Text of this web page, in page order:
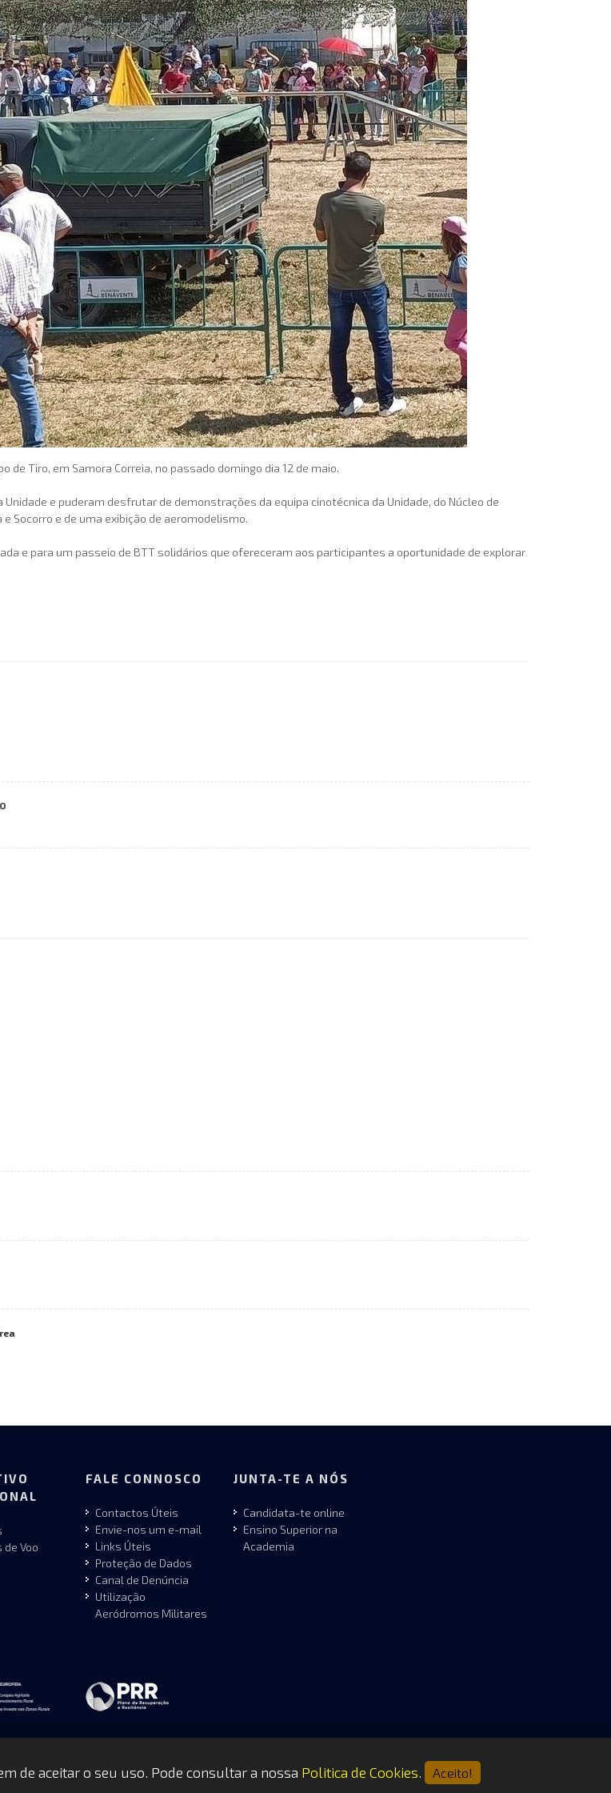
de Tiro, em Samora Correia, no passado domingo dia 12 de maio.
e puderam desfrutar de demonstrações da equipa cinotécnica da Unidade, do Núcleo de
Socorro e de uma exibição de aeromodelismo.
e para um passeio de BTT solidários que ofereceram aos participantes a oportunidade de explorar
de Voo
FALE CONNOSCO
Contactos Úteis
Envie-nos um e-mail
Links Úteis
Proteção de Dados
Canal de Denúncia
Utilização
Aeródromos Militares
JUNTA-TE A NÓS
Candidata-te online
Ensino Superior na
Academia
de aceitar o seu uso. Pode consultar a nossa Politica de Cookies. Aceito!